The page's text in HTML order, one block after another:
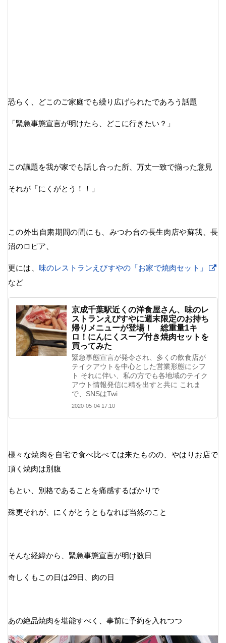
恐らく、どこのご家庭でも繰り広げられたであろう話題
「緊急事態宣言が明けたら、どこに行きたい？」
この議題を我が家でも話し合った所、万丈一致で揃った意見
それが「にくがとう！！」
この外出自粛期間の間にも、みつわ台の長生肉店や蘇我、長
沼のロピア、
更には、 味のレストランえびすやの「お家で焼肉セット」
など
京成千葉駅近くの洋食屋さん、味のレ
ストランえびすやに週末限定のお持ち
帰りメニューが登場！ 総重量1キ
ロ！にんにくスープ付き焼肉セットを
買ってみた
緊急事態宣言が発令され、多くの飲食店が
テイクアウトを中心とした営業形態にシフ
ト それに伴い、私の方でも各地域のテイク
アウト情報発信に精を出すと共に これま
で、SNSはTwi
2020-05-04 17:10
様々な焼肉を自宅で食べ比べては来たものの、やはりお店で
頂く焼肉は別腹
もとい、別格であることを痛感するばかりで
殊更それが、にくがとうともなれば当然のこと
そんな経緯から、緊急事態宣言が明け数日
奇しくもこの日は29日、肉の日
あの絶品焼肉を堪能すべく、事前に予約を入れつつ